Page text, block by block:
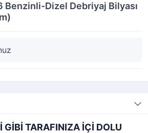
Benzinli-Dizel Debriyaj Bilyası
GİBİ TARAFINIZA İÇİ DOLU